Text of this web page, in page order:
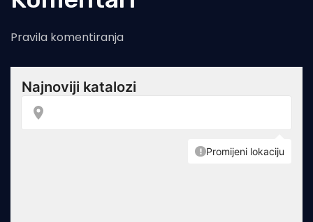
Pravila komentiranja